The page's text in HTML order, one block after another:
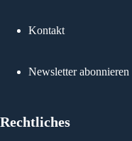
Kontakt
Newsletter abonnieren
Rechtliches